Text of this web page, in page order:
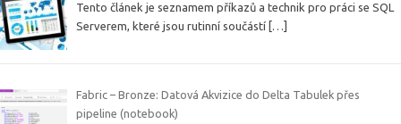
Tento článek je seznamem příkazů a technik pro práci se SQL
Serverem, které jsou rutinní součástí […]
Fabric – Bronze: Datová Akvizice do Delta Tabulek přes
pipeline (notebook)